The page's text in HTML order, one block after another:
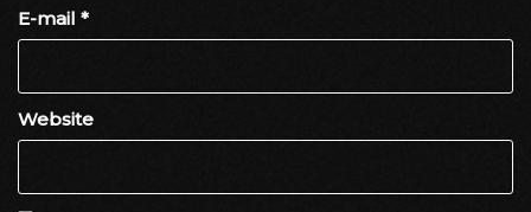
E-mail *
Website